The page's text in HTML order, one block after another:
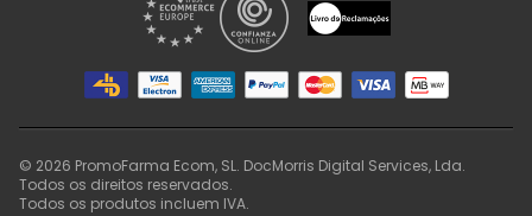
© 2026 PromoFarma Ecom, SL. DocMorris Digital Services, Lda.
Todos os direitos reservados.
Todos os produtos incluem IVA.